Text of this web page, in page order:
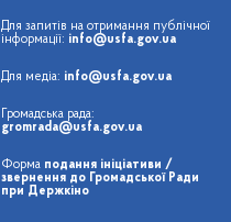
Для запитів на отримання публічної
інформації: info@usfa.gov.ua
Для медіа: info@usfa.gov.ua
Громадська рада:
gromrada@usfa.gov.ua
Форма подання ініціативи /
звернення до Громадської Ради
при Держкіно